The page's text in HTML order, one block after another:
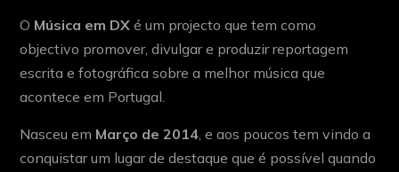
O Música em DX é um projecto que tem como
objectivo promover, divulgar e produzir reportagem
escrita e fotográfica sobre a melhor música que
acontece em Portugal.
Nasceu em Março de 2014, e aos poucos tem vindo a
conquistar um lugar de destaque que é possível quando